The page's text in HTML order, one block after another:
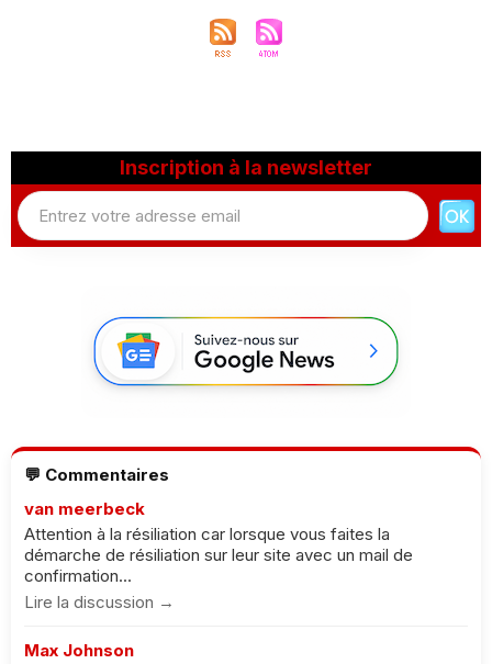
Inscription à la newsletter
💬 Commentaires
van meerbeck
Attention à la résiliation car lorsque vous faites la
démarche de résiliation sur leur site avec un mail de
confirmation...
Lire la discussion →
Max Johnson